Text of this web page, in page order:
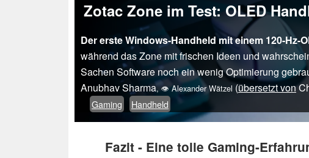
Zotac Zone im Test: OLED
Der erste Windows-Handheld mit einem 120-Hz-
während das Zone mit frischen Ideen und
Sachen Software noch ein wenig Optimierung
Anubhav Sharma,👁Alexander Wätzel (übersetzt von
Gaming Handheld
Fazit - Eine tolle Gaming-